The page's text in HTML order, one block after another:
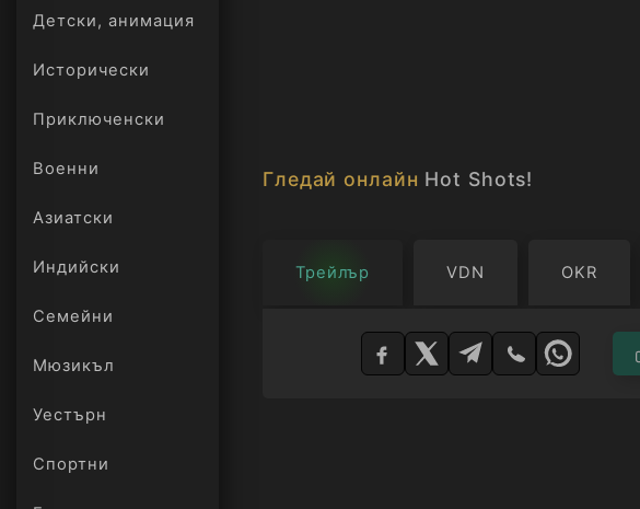
Детски, анимация
Исторически
Приключенски
Военни
Азиатски
Индийски
Семейни
Мюзикъл
Уестърн
Спортни
Гледай онлайн Hot Shots!
Трейлър VDN OKR